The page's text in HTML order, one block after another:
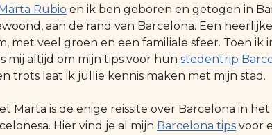
Rubio en ik ben geboren en getogen in
aan de rand van Barcelona. Een
met veel groen en een familiale sfeer. Toen
mij altijd om mijn tips voor hun stedentrip
trots laat ik jullie kennis maken met mijn stad.
Marta is de enige reissite over Barcelona in
Hier vind je al mijn Barcelona tips voor